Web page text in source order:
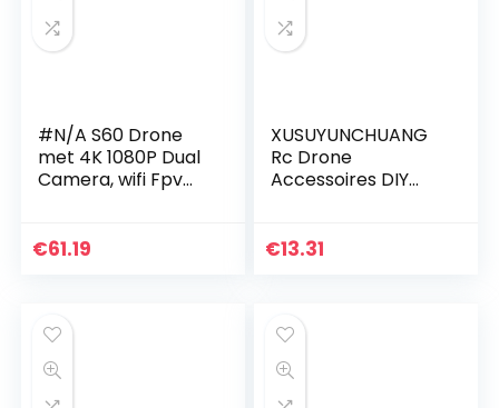
#N/A S60 Drone
met 4K 1080P Dual
Camera, wifi Fpv
4K Hd Groothoek
€61.19
XUSUYUNCHUANG
Rc Drone
Accessoires DIY
Gemfan 1447
€13.31